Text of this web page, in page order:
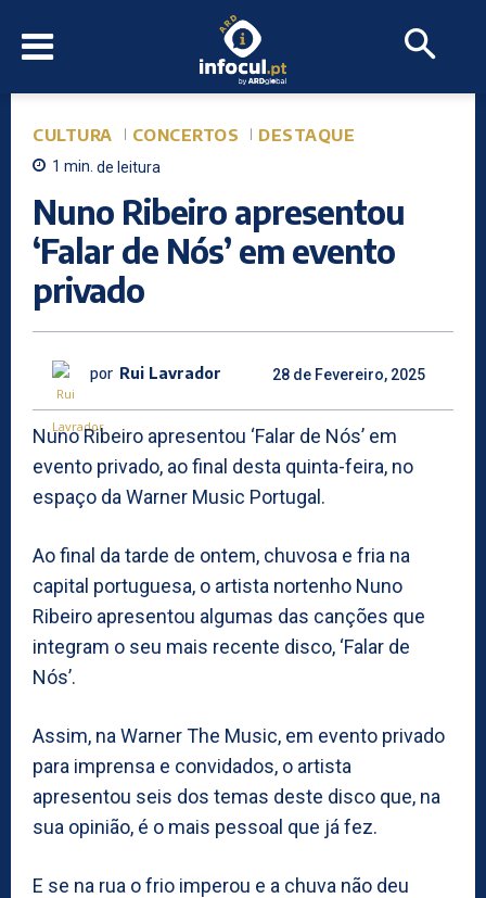
CULTURA CONCERTOS DESTAQUE
1 min. de leitura
Nuno Ribeiro apresentou
‘Falar de Nós’ em evento
privado
por Rui Lavrador 28 de Fevereiro, 2025
Nuno Ribeiro apresentou ‘Falar de Nós’ em
evento privado, ao final desta quinta-feira, no
espaço da Warner Music Portugal.
Ao final da tarde de ontem, chuvosa e fria na
capital portuguesa, o artista nortenho Nuno
Ribeiro apresentou algumas das canções que
integram o seu mais recente disco, ‘Falar de
Nós’.
Assim, na Warner The Music, em evento privado
para imprensa e convidados, o artista
apresentou seis dos temas deste disco que, na
sua opinião, é o mais pessoal que já fez.
E se na rua o frio imperou e a chuva não deu